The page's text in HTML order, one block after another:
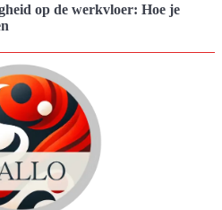
op de werkvloer: Hoe je